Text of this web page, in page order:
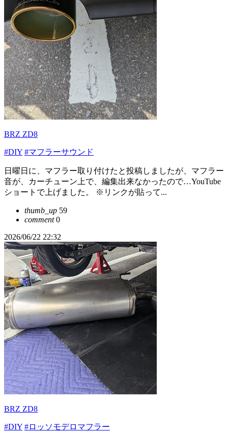
BRZ ZD8
#DIY #マフラーサウンド
日曜日に、マフラー取り付けたと投稿しましたが、マフラー
音が、カーチューン上で、編集出来なかったので…YouTube
ショートで上げました。 ※リンクが貼って...
thumb_up 59
comment0
2026/06/22 22:32
BRZ ZD8
#DIY #ロッソモデロマフラー